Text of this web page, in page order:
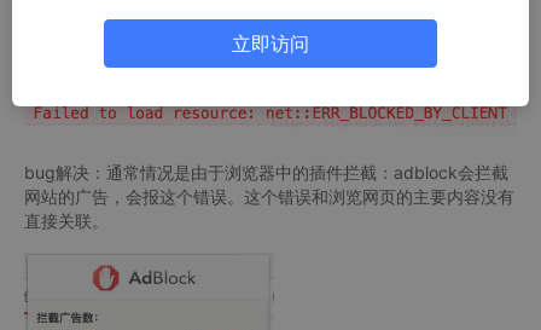
bug解决：通常情况是由于浏览器中的插件拦截：adblock会拦截
网站的广告，会报这个错误。这个错误和浏览网页的主要内容没有
直接关联。
立即访问